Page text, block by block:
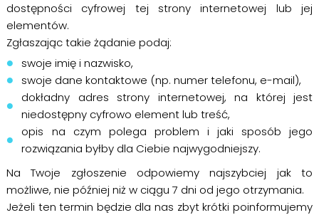
dostępności cyfrowej tej strony internetowej lub jej
elementów.
Zgłaszając takie żądanie podaj:
swoje imię i nazwisko,
swoje dane kontaktowe (np. numer telefonu, e-mail),
dokładny adres strony internetowej, na której jest
niedostępny cyfrowo element lub treść,
opis na czym polega problem i jaki sposób jego
rozwiązania byłby dla Ciebie najwygodniejszy.
Na Twoje zgłoszenie odpowiemy najszybciej jak to
możliwe, nie później niż w ciągu 7 dni od jego otrzymania.
Jeżeli ten termin będzie dla nas zbyt krótki poinformujemy